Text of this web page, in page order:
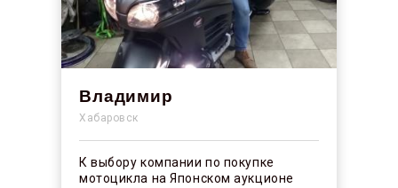
Владимир
Хабаровск
К выбору компании по покупке
мотоцикла на Японском аукционе